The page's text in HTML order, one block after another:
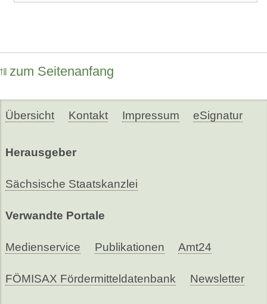
zum Seitenanfang
Übersicht Kontakt Impressum eSignatur
Herausgeber
Sächsische Staatskanzlei
Verwandte Portale
Medienservice Publikationen Amt24
FÖMISAX Fördermitteldatenbank Newsletter